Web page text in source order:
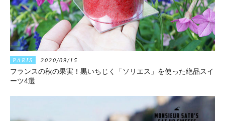
PARIS 2020/09/15
フランスの秋の果実！黒いちじく「ソリエス」を使った絶品スイ
ーツ4選